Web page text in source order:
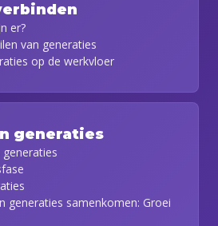
er?
van generaties
op de werkvloer
generaties
generaties samenkomen: Groei